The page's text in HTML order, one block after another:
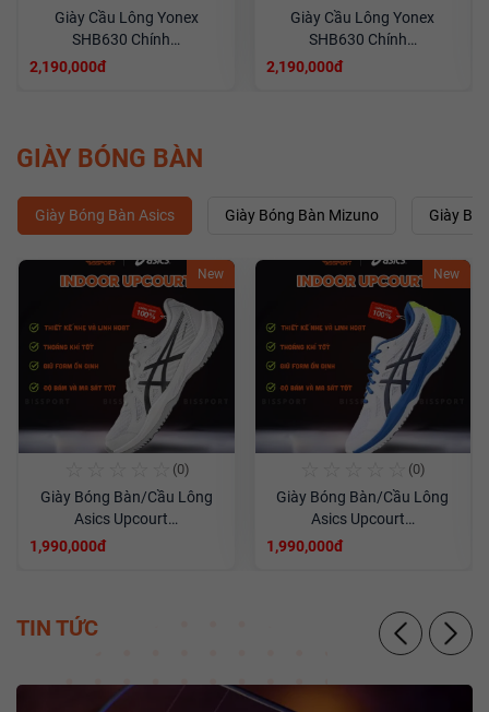
Giày Cầu Lông Yonex
SHB630 Chính…
2,190,000đ
Giày Cầu Lông Yonex
SHB630 Chính…
2,190,000đ
GIÀY BÓNG BÀN
Giày Bóng Bàn Asics Giày Bóng Bàn Mizuno Giày
New
(0)
Giày Bóng Bàn/Cầu Lông
Asics Upcourt…
1,990,000đ
New
(0)
Giày Bóng Bàn/Cầu Lông
Asics Upcourt…
1,990,000đ
TIN TỨC